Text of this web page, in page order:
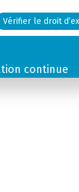
Vérifier le droit
continue